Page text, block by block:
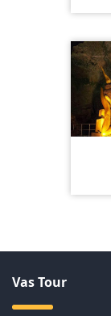
Vas Tour